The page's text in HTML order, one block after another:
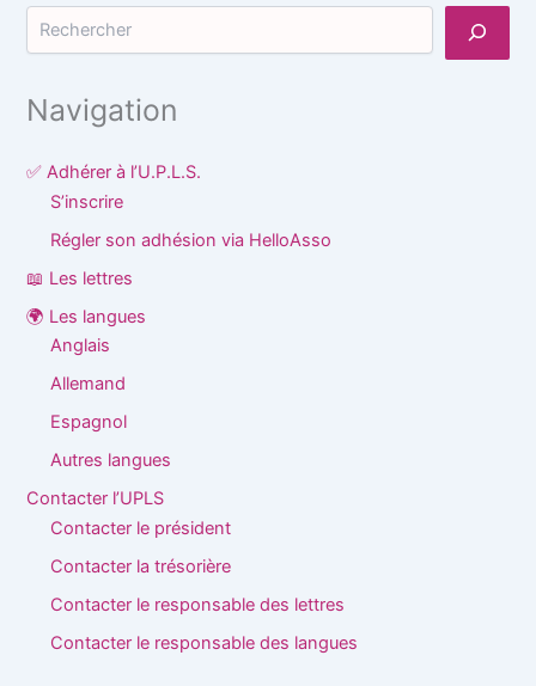
Rechercher
Navigation
✅ Adhérer à l’U.P.L.S.
S’inscrire
Régler son adhésion via HelloAsso
📖 Les lettres
🌍 Les langues
Anglais
Allemand
Espagnol
Autres langues
Contacter l’UPLS
Contacter le président
Contacter la trésorière
Contacter le responsable des lettres
Contacter le responsable des langues